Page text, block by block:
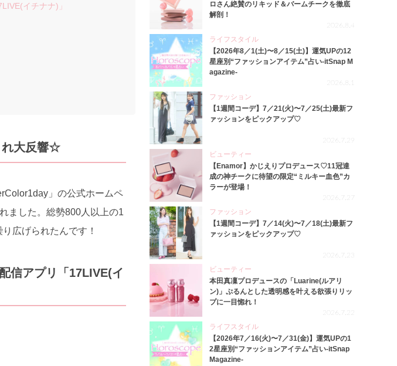
イチナナ)」
れ大反響☆
」の公式ホームペ
ました。総勢800人以上の1
広げられたんです！
信アプリ「17LIVE(イ
ロさん絶賛のリキッド＆バームチークを徹底
解剖！
2026.8.4
ライフスタイル
【2026年8／1(土)〜8／15(土)】運気UPの12
星座別“ファッションアイテム”占い-itSnap M
agazine-
2026.8.1
ファッション
【1週間コーデ】7／21(火)〜7／25(土)最新フ
ァッションをピックアップ♡
2026.7.29
ビューティー
【Enamor】かじえりプロデュース♡11冠達
成の神チークに待望の限定“ミルキー血色”カ
ラーが登場！
2026.7.27
ファッション
【1週間コーデ】7／14(火)〜7／18(土)最新フ
ァッションをピックアップ♡
2026.7.23
ビューティー
本田真凜プロデュースの「Luarine(ルアリ
ン)」ぷるんとした透明感を叶える欲張りリッ
プに一目惚れ！
2026.7.22
ライフスタイル
【2026年7／16(火)〜7／31(金)】運気UPの1
2星座別“ファッションアイテム”占い-itSnap
Magazine-